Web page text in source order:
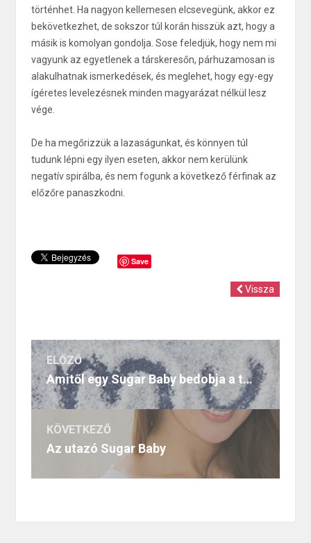
történhet. Ha nagyon kellemesen elcsevegünk, akkor ez
bekövetkezhet, de sokszor túl korán hisszük azt, hogy a
másik is komolyan gondolja. Sose feledjük, hogy nem mi
vagyunk az egyetlenek a társkeresőn, párhuzamosan is
alakulhatnak ismerkedések, és meglehet, hogy egy-egy
ígéretes levelezésnek minden magyarázat nélkül lesz
vége.
De ha megőrizzük a lazaságunkat, és könnyen túl
tudunk lépni egy ilyen eseten, akkor nem kerülünk
negatív spirálba, és nem fogunk a következő férfinak az
előzőre panaszkodni.
Save
Vissza
ELŐZŐ
Amitől egy Sugar Baby bedobja a törölközőt
KÖVETKEZŐ
Az utazó Sugar Baby